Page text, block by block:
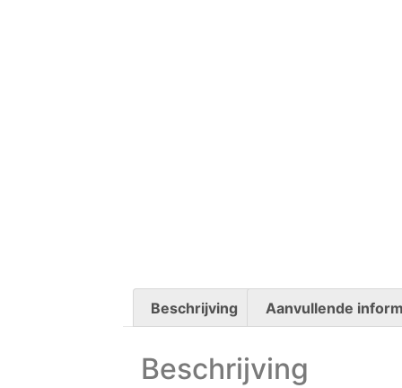
Beschrijving Aanvullende
Beschrijving